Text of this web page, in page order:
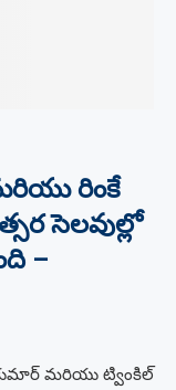
రింకే
సెలవుల్లో
–
మరియు ట్వింకిల్